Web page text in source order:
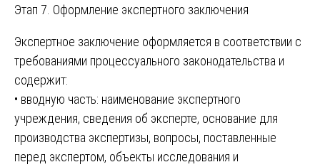
Этап 7. Оформление экспертного заключения
Экспертное заключение оформляется в соответствии с
требованиями процессуального законодательства и
содержит:
• вводную часть: наименование экспертного
учреждения, сведения об эксперте, основание для
производства экспертизы, вопросы, поставленные
перед экспертом, объекты исследования и